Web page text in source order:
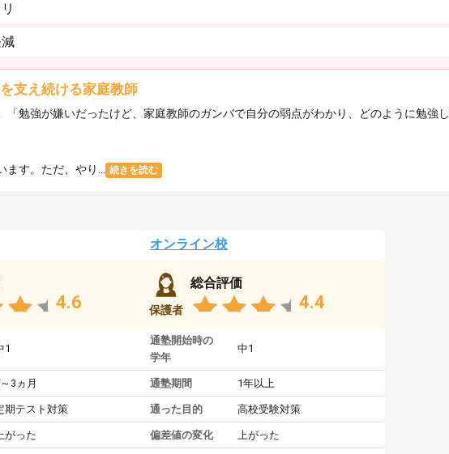
支え続ける家庭教師
勉強が嫌いだったけど、家庭教師のガンバで自分の弱点がわかり、どのように勉強
す。ただ、やり... 続きを読む
4.6
1
3ヵ月
期テスト対策
がった
オンライン校
保護者
総合評価
4.4
通塾開始時の
学年
中1
通塾期間 1年以上
通った目的 高校受験対策
偏差値の変化 上がった